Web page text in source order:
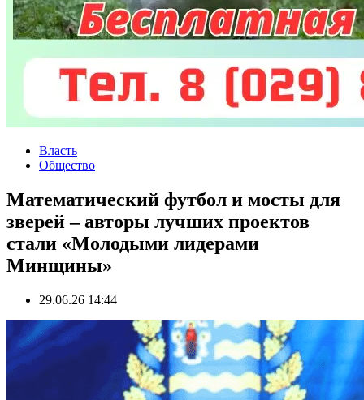
Власть
Общество
Математический футбол и мосты для
зверей – авторы лучших проектов
стали «Молодыми лидерами
Минщины»
29.06.26 14:44